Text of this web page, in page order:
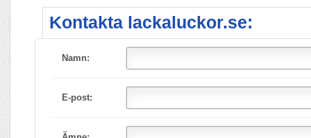
Kontakta lackaluckor.se:
Namn:
E-post: